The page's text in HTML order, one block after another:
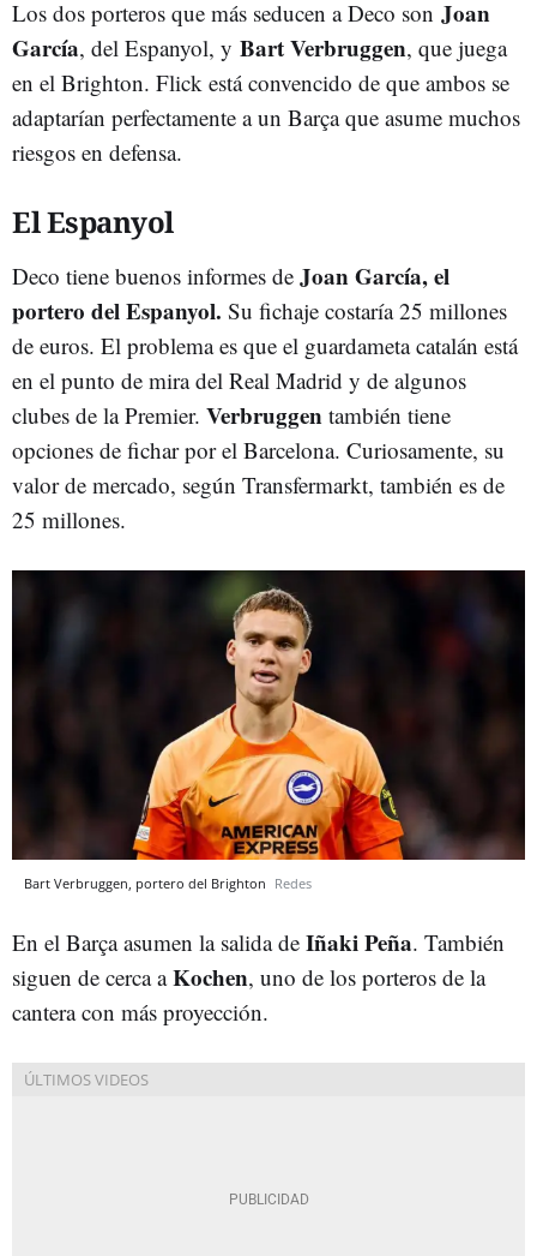
Los dos porteros que más seducen a Deco son Joan
García, del Espanyol, y Bart Verbruggen, que juega
en el Brighton. Flick está convencido de que ambos se
adaptarían perfectamente a un Barça que asume muchos
riesgos en defensa.
El Espanyol
Deco tiene buenos informes de Joan García, el
portero del Espanyol. Su fichaje costaría 25 millones
de euros. El problema es que el guardameta catalán está
en el punto de mira del Real Madrid y de algunos
clubes de la Premier. Verbruggen también tiene
opciones de fichar por el Barcelona. Curiosamente, su
valor de mercado, según Transfermarkt, también es de
25 millones.
Bart Verbruggen, portero del Brighton Redes
En el Barça asumen la salida de Iñaki Peña. También
siguen de cerca aKochen, uno de los porteros de la
cantera con más proyección.